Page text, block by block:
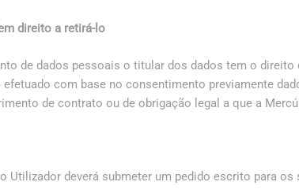
direito a retirá-lo
de dados pessoais o titular dos dados tem o
com base no consentimento previamente
de contrato ou de obrigação legal a que a
Utilizador deverá submeter um pedido escrito para